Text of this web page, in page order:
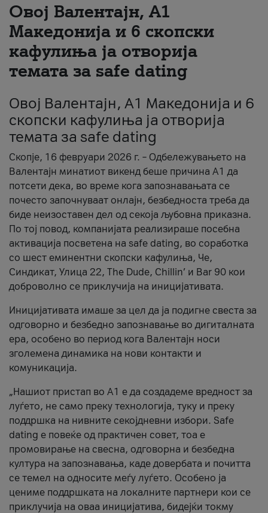
Овој Валентајн, A1
Македонија и 6 скопски
кафулиња ја отворија
темата за safe dating
Овој Валентајн, A1 Македонија и 6
скопски кафулиња ја отворија
темата за safe dating
Скопје, 16 февруари 2026 г. – Одбележувањето на
Валентајн минатиот викенд беше причина А1 да
потсети дека, во време кога запознавањата се
почесто започнуваат онлајн, безбедноста треба да
биде неизоставен дел од секоја љубовна приказна.
По тој повод, компанијата реализираше посебна
активација посветена на safe dating, во соработка
со шест еминентни скопски кафулиња, Че,
Синдикат, Улица 22, The Dude, Chillin’ и Bar 90 кои
доброволно се приклучија на иницијативата.
Иницијативата имаше за цел да ја подигне свеста за
одговорно и безбедно запознавање во дигиталната
ера, особено во период кога Валентајн носи
зголемена динамика на нови контакти и
комуникација.
„Нашиот пристап во А1 е да создадеме вредност за
луѓето, не само преку технологија, туку и преку
поддршка на нивните секојдневни избори. Safe
dating е повеќе од практичен совет, тоа е
промовирање на свесна, одговорна и безбедна
култура на запознавања, каде довербата и почитта
се темел на односите меѓу луѓето. Особено ја
цениме поддршката на локалните партнери кои се
приклучија на оваа иницијатива, бидејќи токму